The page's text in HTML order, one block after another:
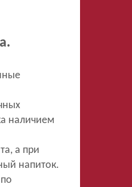
наличием
а при
напиток.